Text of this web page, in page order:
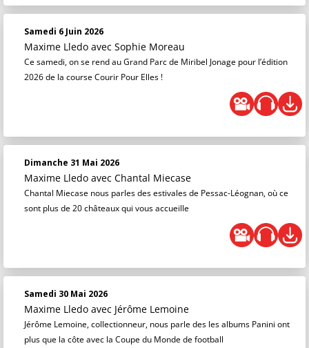
Samedi 6 Juin 2026
Maxime Lledo avec Sophie Moreau
Ce samedi, on se rend au Grand Parc de Miribel Jonage pour l’édition
2026 de la course Courir Pour Elles !
Dimanche 31 Mai 2026
Maxime Lledo avec Chantal Miecase
Chantal Miecase nous parles des estivales de Pessac-Léognan, où ce
sont plus de 20 châteaux qui vous accueille
Samedi 30 Mai 2026
Maxime Lledo avec Jérôme Lemoine
Jérôme Lemoine, collectionneur, nous parle des les albums Panini ont
plus que la côte avec la Coupe du Monde de football